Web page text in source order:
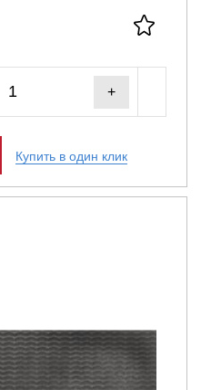
+
Купить в один клик